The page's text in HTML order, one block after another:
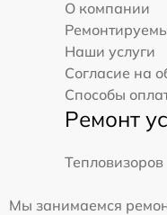
О компании
Наши услуги
Согласие на
Способы
Ремонт
Тепловизоров
Мы занимаемся